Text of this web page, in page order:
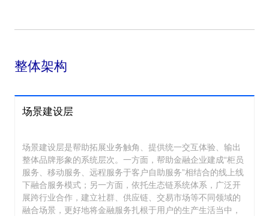
整体架构
场景建设层
场景建设层是帮助拓展业务触角、提供统一交互体验、输出
整体品牌形象的系统层次。一方面，帮助金融企业建成“柜员
服务、移动服务、远程服务于客户自助服务”相结合的线上线
下融合服务模式；另一方面，依托生态链系统体系，广泛开
展跨行业合作，建立社群、供应链、交易市场等不同领域的
融合场景，更好地将金融服务扎根于用户的生产生活当中，